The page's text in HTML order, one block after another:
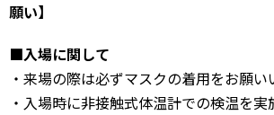
願い】
■入場に関して
・来場の際は必ずマスクの着用をお願い
・入場時に非接触式体温計での検温を実